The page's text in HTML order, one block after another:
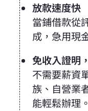
放款速度快
當鋪借款從
成，急用現
免收入證明
不需要薪資
族、自營業
能輕鬆辦理。